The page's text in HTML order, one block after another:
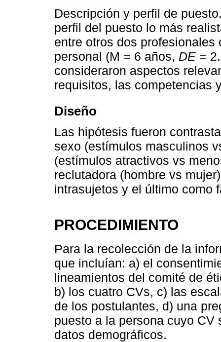
Descripción y perfil de
perfil del puesto lo más
entre otros dos
personal (M = 6 años, DE =
consideraron aspectos
requisitos, las competencias
Diseño
Las hipótesis fueron
sexo (estímulos masculinos
(estímulos atractivos vs
reclutadora (hombre vs
intrasujetos y el último como
PROCEDIMIENTO
Para la recolección de la
que incluían: a) el
lineamientos del comité de
b) los cuatro CVs, c) las
de los postulantes, d) una
puesto a la persona cuyo CV
datos demográficos.